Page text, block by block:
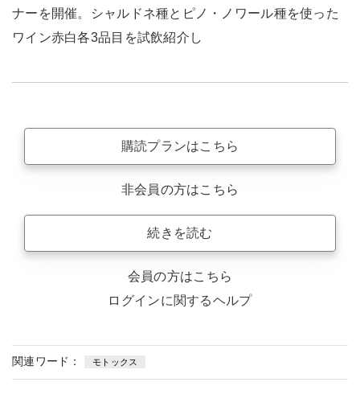
ナーを開催。シャルドネ種とピノ・ノワール種を使った
ワイン赤白各3品目を試飲紹介し
購読プランはこちら
非会員の方はこちら
続きを読む
会員の方はこちら
ログインに関するヘルプ
関連ワード： モトックス